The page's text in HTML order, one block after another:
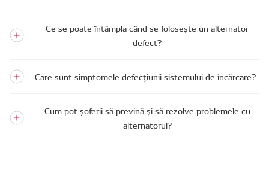
Ce se poate întâmpla când se folosește un alternator
defect?
Care sunt simptomele defecțiunii sistemului de încărcare?
Cum pot șoferii să prevină și să rezolve problemele cu
alternatorul?